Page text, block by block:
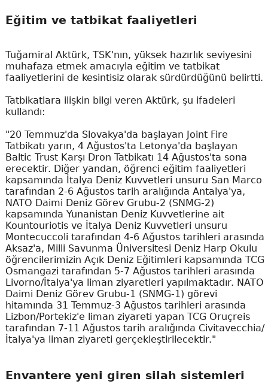
Eğitim ve tatbikat faaliyetleri
Tuğamiral Aktürk, TSK'nın, yüksek hazırlık seviyesini
muhafaza etmek amacıyla eğitim ve tatbikat
faaliyetlerini de kesintisiz olarak sürdürdüğünü belirtti.
Tatbikatlara ilişkin bilgi veren Aktürk, şu ifadeleri
kullandı:
"20 Temmuz'da Slovakya'da başlayan Joint Fire
Tatbikatı yarın, 4 Ağustos'ta Letonya'da başlayan
Baltic Trust Karşı Dron Tatbikatı 14 Ağustos'ta sona
erecektir. Diğer yandan, öğrenci eğitim faaliyetleri
kapsamında İtalya Deniz Kuvvetleri unsuru San Marco
tarafından 2-6 Ağustos tarih aralığında Antalya'ya,
NATO Daimi Deniz Görev Grubu-2 (SNMG-2)
kapsamında Yunanistan Deniz Kuvvetlerine ait
Kountouriotis ve İtalya Deniz Kuvvetleri unsuru
Montecuccoli tarafından 4-6 Ağustos tarihleri arasında
Aksaz'a, Milli Savunma Üniversitesi Deniz Harp Okulu
öğrencilerimizin Açık Deniz Eğitimleri kapsamında TCG
Osmangazi tarafından 5-7 Ağustos tarihleri arasında
Livorno/İtalya'ya liman ziyaretleri yapılmaktadır. NATO
Daimi Deniz Görev Grubu-1 (SNMG-1) görevi
hitamında 31 Temmuz-3 Ağustos tarihleri arasında
Lizbon/Portekiz'e liman ziyareti yapan TCG Oruçreis
tarafından 7-11 Ağustos tarih aralığında Civitavecchia/
İtalya'ya liman ziyareti gerçekleştirilecektir."
Envantere yeni giren silah sistemleri